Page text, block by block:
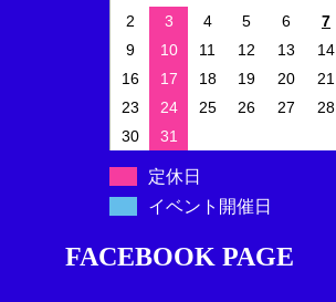
2
3 4 5 6 7
9
10 11 12 13 14
16
17 18 19 20 21
23
24 25 26 27 28
30
31
定休日
イベント開催日
FACEBOOK PAGE